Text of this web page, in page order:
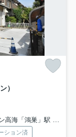
）
「鴻巣」駅 徒歩23分
ション済